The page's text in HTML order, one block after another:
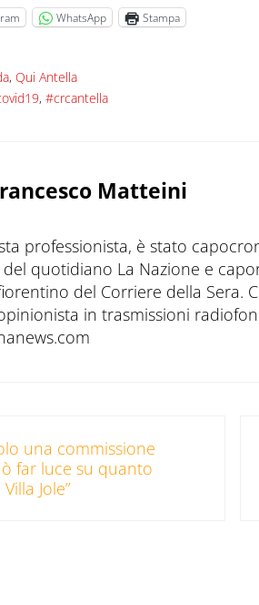
WhatsApp Stampa
, Qui Antella
, #crcantella
Matteini
professionista, è stato
quotidiano La Nazione e
del Corriere della Sera.
in trasmissioni
una commissione
far luce su quanto
Jole”